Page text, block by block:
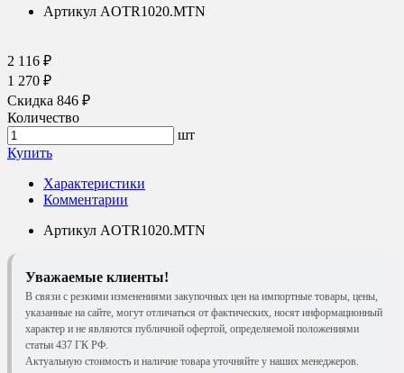
Артикул AOTR1020.MTN
2 116 ₽
1 270 ₽
Скидка 846 ₽
Количество
шт
Купить
Характеристики
Комментарии
Артикул AOTR1020.MTN
Уважаемые клиенты!
В связи с резкими изменениями закупочных цен на импортные товары, цены,
указанные на сайте, могут отличаться от фактических, носят информационный
характер и не являются публичной офертой, определяемой положениями
статьи 437 ГК РФ.
Актуальную стоимость и наличие товара уточняйте у наших менеджеров.